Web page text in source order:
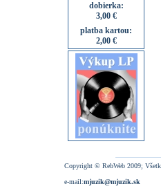
dobierka:
3,00 €
platba kartou:
2,00 €
Copyright © RebWeb 2009;
e-mail:mjuzik@mjuzik.sk